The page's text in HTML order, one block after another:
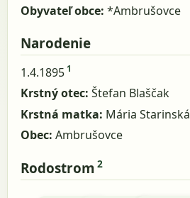
Obyvateľ obce: *Ambrušovce
Narodenie
1.4.1895 1
Krstný otec: Štefan Blaščak
Krstná matka: Mária Starinská
Obec: Ambrušovce
Rodostrom 2